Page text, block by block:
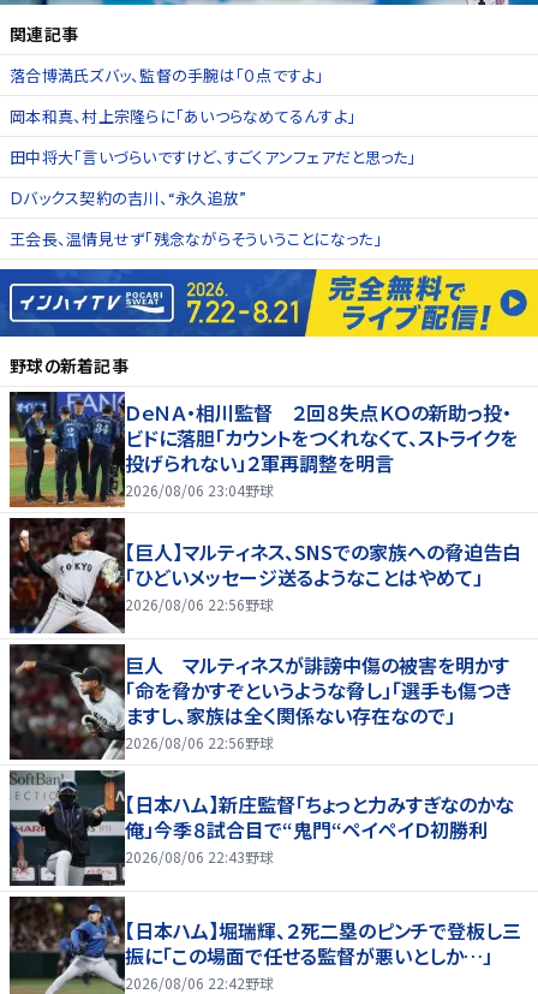
関連記事
落合博満氏ズバッ、監督の手腕は「０点ですよ」
岡本和真、村上宗隆らに「あいつらなめてるんすよ」
田中将大「言いづらいですけど、すごくアンフェアだと思った」
Ｄバックス契約の吉川、“永久追放”
王会長、温情見せず「残念ながらそういうことになった」
野球の新着記事
ＤｅＮＡ・相川監督 ２回８失点ＫＯの新助っ投・
ビドに落胆「カウントをつくれなくて、ストライクを
投げられない」２軍再調整を明言
2026/08/06 23:04野球
【巨人】マルティネス、SNSでの家族への脅迫告白
「ひどいメッセージ送るようなことはやめて」
2026/08/06 22:56野球
巨人 マルティネスが誹謗中傷の被害を明かす
「命を脅かすぞというような脅し」「選手も傷つき
ますし、家族は全く関係ない存在なので」
2026/08/06 22:56野球
【日本ハム】新庄監督「ちょっと力みすぎなのかな
俺」今季８試合目で“鬼門“ペイペイＤ初勝利
2026/08/06 22:43野球
【日本ハム】堀瑞輝、２死二塁のピンチで登板し三
振に「この場面で任せる監督が悪いとしか…」
2026/08/06 22:42野球